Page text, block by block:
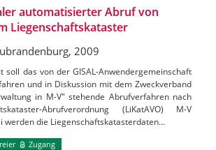
automatisierter Abruf von
Liegenschaftskataster
2009
soll das von der GISAL-Anwendergemeinschaft
und in Diskussion mit dem Zweckverband
in M-V" stehende Abrufverfahren nach
Abrufverordnung (LiKatAVO) M-V
werden die Liegenschaftskatasterdaten…
Zugang